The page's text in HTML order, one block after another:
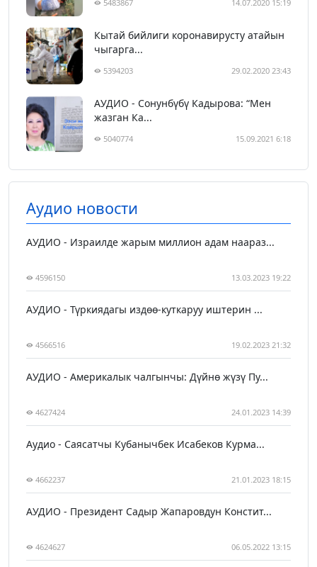
5483867 14.07.2020 15:19
Кытай бийлиги коронавирусту атайын
чыгарга...
5394203 29.02.2020 23:43
АУДИО - Сонунбүбү Кадырова: “Мен
жазган Ка...
5040774 15.09.2021 6:18
Аудио новости
АУДИО - Израилде жарым миллион адам наараз...
4596150 13.03.2023 19:22
АУДИО - Түркиядагы издөө-куткаруу иштерин ...
4566516 19.02.2023 21:32
АУДИО - Америкалык чалгынчы: Дүйнө жүзү Пу...
4627424 24.01.2023 14:39
Аудио - Саясатчы Кубанычбек Исабеков Курма...
4662237 21.01.2023 18:15
АУДИО - Президент Садыр Жапаровдун Констит...
4624627 06.05.2022 13:15